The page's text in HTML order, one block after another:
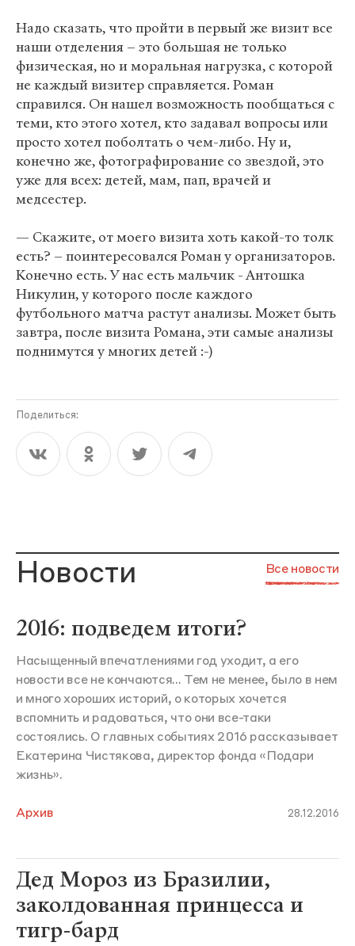
Надо сказать, что пройти в первый же визит все
наши отделения – это большая не только
физическая, но и моральная нагрузка, с которой
не каждый визитер справляется. Роман
справился. Он нашел возможность пообщаться с
теми, кто этого хотел, кто задавал вопросы или
просто хотел поболтать о чем-либо. Ну и,
конечно же, фотографирование со звездой, это
уже для всех: детей, мам, пап, врачей и
медсестер.
— Скажите, от моего визита хоть какой-то толк
есть? – поинтересовался Роман у организаторов.
Конечно есть. У нас есть мальчик - Антошка
Никулин, у которого после каждого
футбольного матча растут анализы. Может быть
завтра, после визита Романа, эти самые анализы
поднимутся у многих детей :-)
Поделиться:
Новости Все новости
2016: подведем итоги?
Насыщенный впечатлениями год уходит, а его
новости все не кончаются... Тем не менее, было в нем
и много хороших историй, о которых хочется
вспомнить и радоваться, что они все-таки
состоялись. О главных событиях 2016 рассказывает
Екатерина Чистякова, директор фонда «Подари
жизнь».
Архив 28.12.2016
Дед Мороз из Бразилии,
заколдованная принцесса и
тигр-бард